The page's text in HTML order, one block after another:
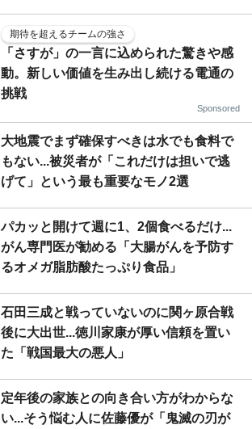
期待を超えるチームの強さ
「さすが」の一言に込められた驚きや感
動。新しい価値を生み出し続ける電通の
挑戦
Sponsored
大地震でまず確保すべきは水でも食料で
もない...被災者が「これだけは担いで逃
げて」という最も重要なモノ2選
パカッと開けて週に1、2個食べるだけ...
がん専門医が勧める「大腸がんを予防す
るオメガ脂肪酸たっぷり食品」
石田三成と戦っていないのに関ヶ原合戦
後に大出世...徳川家康が厚い信頼を置い
た「戦国最大の悪人」
定年後の家族との向き合い方がわからな
い...そう悩む人に佐藤優が「鬼滅の刃が